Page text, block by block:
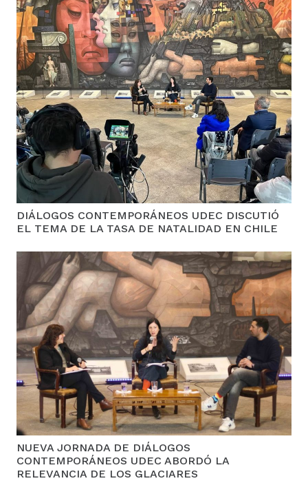
DIÁLOGOS CONTEMPORÁNEOS UDEC DISCUTIÓ
EL TEMA DE LA TASA DE NATALIDAD EN CHILE
NUEVA JORNADA DE DIÁLOGOS
CONTEMPORÁNEOS UDEC ABORDÓ LA
RELEVANCIA DE LOS GLACIARES